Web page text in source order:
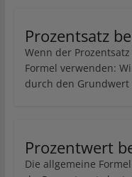
Prozentsatz
Wenn der
Formel verwenden:
durch den
Prozentwert
Die allgemeine